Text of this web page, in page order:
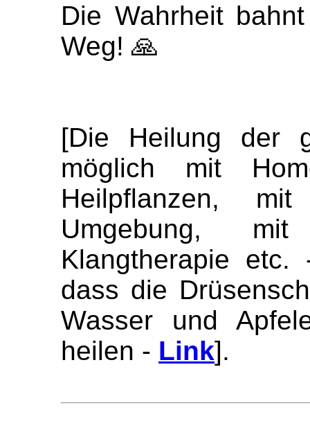
Die Wahrheit
Weg! 🙏
[Die Heilung der
möglich mit
Heilpflanzen,
Umgebung,
Klangtherapie
dass die
Wasser und
heilen - Link].